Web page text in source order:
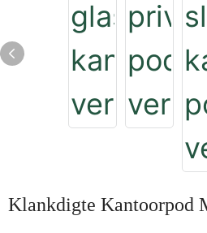
Klankdigte Kantoorpod